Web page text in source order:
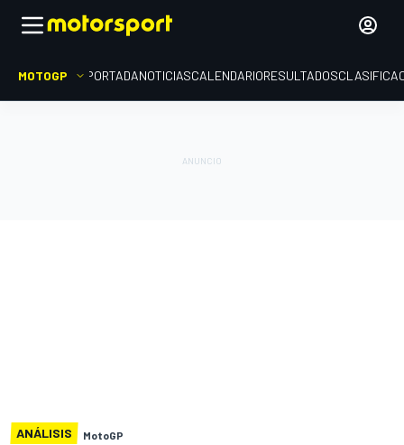
MOTOGP PORTADANOTICIASCALENDARIORESULTADOS
ANÁLISIS MotoGP